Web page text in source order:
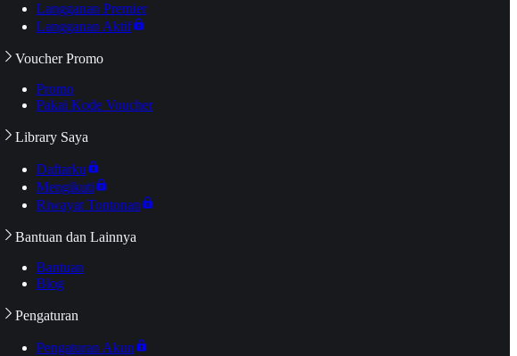
Langganan Premier
Langganan Aktif
Voucher Promo
Promo
Pakai Kode Voucher
Library Saya
Daftarku
Mengikuti
Riwayat Tontonan
Bantuan dan Lainnya
Bantuan
Blog
Pengaturan
Pengaturan Akun